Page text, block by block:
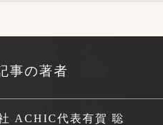
事の著者
ACHIC代表有賀 聡